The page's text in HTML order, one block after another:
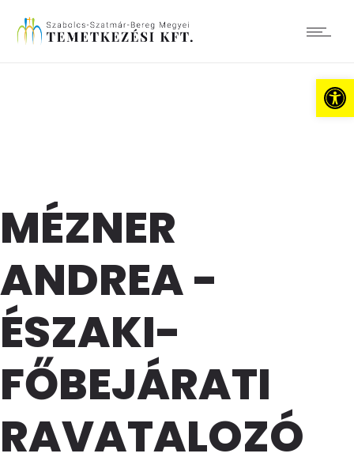
MÉZNER
ANDREA -
ÉSZAKI-
FŐBEJÁRATI
RAVATALOZÓ